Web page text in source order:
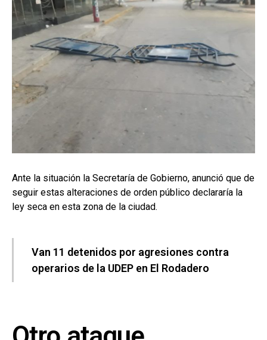
Ante la situación la Secretaría de Gobierno, anunció que de
seguir estas alteraciones de orden público declararía la
ley seca en esta zona de la ciudad.
Van 11 detenidos por agresiones contra
operarios de la UDEP en El Rodadero